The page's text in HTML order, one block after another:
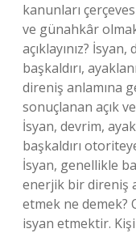
kanunları
ve günahkâr
açıklayınız?
başkaldırı,
direniş anlamına
sonuçlanan açık
İsyan, devrim,
başkaldırı
İsyan, genellikle
enerjik bir direniş
etmek ne demek?
isyan etmektir.